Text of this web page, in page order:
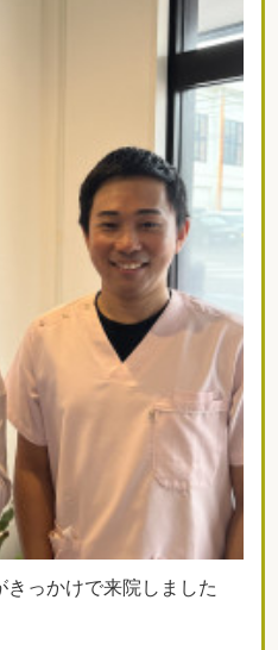
っかけで来院しました